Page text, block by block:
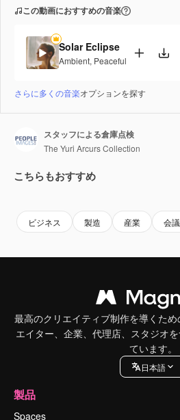
この動画におすすめの音楽
Solar Eclipse
Ambient, Peaceful
さらに多くの音楽オプションを探す
スタッフによる倉庫点検
The Yuri Arcurs Collection
こちらもおすすめ
ビジネス 製造 産業 会議
最高のクリエイティブ制作を導くた
エイター、企業、代理店、スタジオ
ています。
日本語
製品
Spaces